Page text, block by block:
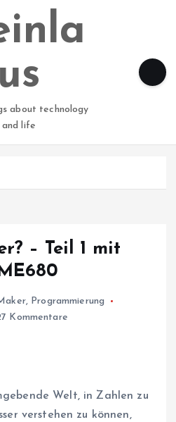
us
about technology
and life
– Teil 1 mit
, Programmierung
Kommentare
Welt, in Zahlen zu
verstehen zu können,